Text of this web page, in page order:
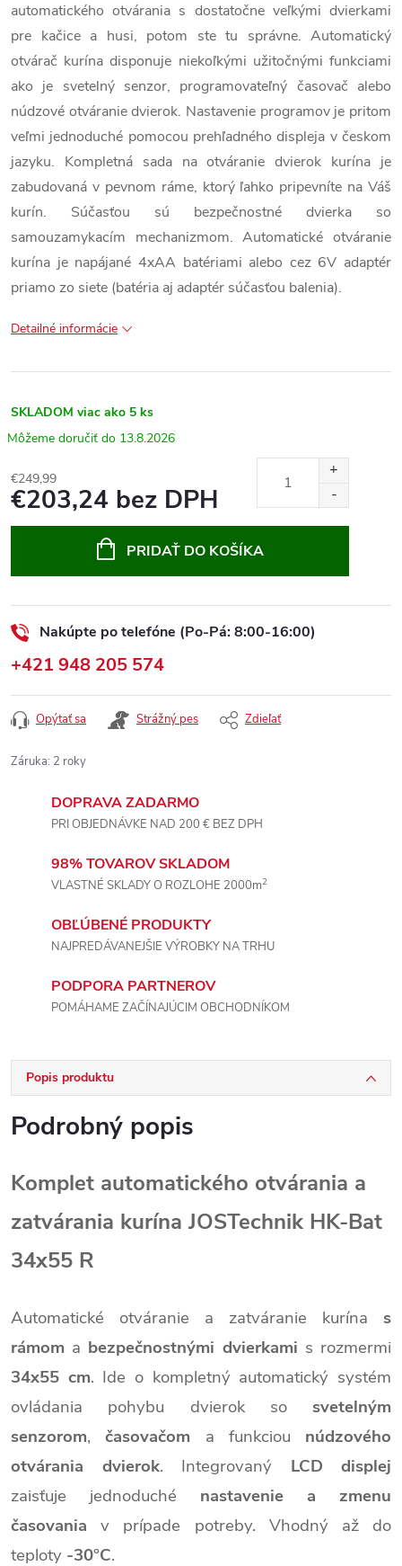
automatického otvárania s dostatočne veľkými dvierkami
pre kačice a husi, potom ste tu správne. Automatický
otvárač kurína disponuje niekoľkými užitočnými funkciami
ako je svetelný senzor, programovateľný časovač alebo
núdzové otváranie dvierok. Nastavenie programov je pritom
veľmi jednoduché pomocou prehľadného displeja v českom
jazyku. Kompletná sada na otváranie dvierok kurína je
zabudovaná v pevnom ráme, ktorý ľahko pripevníte na Váš
kurín. Súčasťou sú bezpečnostné dvierka so
samouzamykacím mechanizmom. Automatické otváranie
kurína je napájané 4xAA batériami alebo cez 6V adaptér
priamo zo siete (batéria aj adaptér súčasťou balenia).
Detailné informácie
SKLADOM viac ako 5 ks
13.8.2026
€249,99
€203,24 bez DPH
PRIDAŤ DO KOŠÍKA
Nakúpte po telefóne (Po-Pá: 8:00-16:00)
+421 948 205 574
Opýtať sa Strážný pes Zdieľať
Záruka: 2 roky
DOPRAVA ZADARMO
PRI OBJEDNÁVKE NAD 200 € BEZ DPH
98% TOVAROV SKLADOM
VLASTNÉ SKLADY O ROZLOHE 2000m2
OBĽÚBENÉ PRODUKTY
NAJPREDÁVANEJŠIE VÝROBKY NA TRHU
PODPORA PARTNEROV
POMÁHAME ZAČÍNAJÚCIM OBCHODNÍKOM
Popis produktu
Podrobný popis
Komplet automatického otvárania a
zatvárania kurína JOSTechnik HK-Bat
34x55 R
Automatické otváranie a zatváranie kurína s
rámom a bezpečnostnými dvierkami s rozmermi
34x55 cm. Ide o kompletný automatický systém
ovládania pohybu dvierok so svetelným
senzorom,časovačom a funkciou núdzového
otvárania dvierok. Integrovaný LCD displej
zaisťuje jednoduché nastavenie a zmenu
časovania v prípade potreby. Vhodný až do
teploty -30°C.